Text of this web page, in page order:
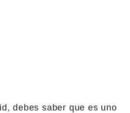
debes saber que es uno